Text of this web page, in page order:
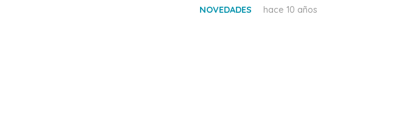
NOVEDADES hace 10 años